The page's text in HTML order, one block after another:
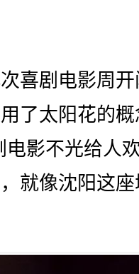
剧电影周开
了太阳花的
电影不光给人
就像沈阳这